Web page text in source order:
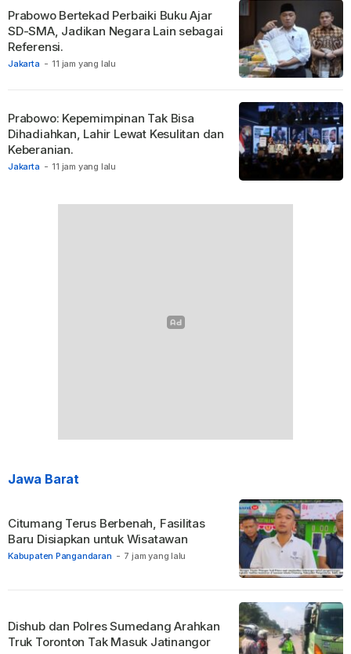
Jakarta - 11 jam yang lalu
Prabowo Bertekad Perbaiki Buku Ajar
SD-SMA, Jadikan Negara Lain sebagai
Referensi.
Jakarta - 11 jam yang lalu
Prabowo: Kepemimpinan Tak Bisa
Dihadiahkan, Lahir Lewat Kesulitan dan
Keberanian.
Jawa Barat
Kabupaten Pangandaran - 7 jam yang lalu
Citumang Terus Berbenah, Fasilitas
Baru Disiapkan untuk Wisatawan
Dishub dan Polres Sumedang Arahkan
Truk Toronton Tak Masuk Jatinangor